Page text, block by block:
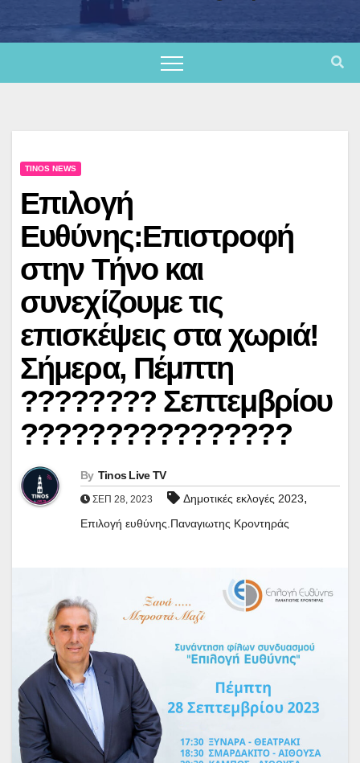
TINOS NEWS
Επιλογή
Ευθύνης:Επιστροφή
στην Τήνο και
συνεχίζουμε τις
επισκέψεις στα χωριά!
Σήμερα, Πέμπτη
???????? Σεπτεμβρίου
????????????????
By Tinos Live TV
ΣΕΠ 28, 2023 Δημοτικές εκλογές 2023,
Επιλογή ευθύνης.Παναγιωτης Κροντηράς